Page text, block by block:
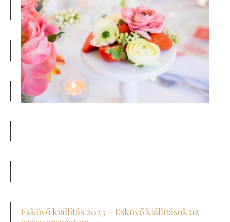
Esküvő kiállítás 2023 – Esküvő kiállítások az